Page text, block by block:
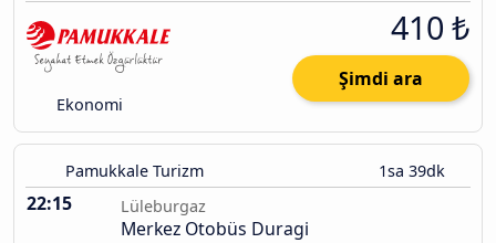
Ekonomi
410 ₺
Şimdi ara
Pamukkale Turizm 1sa 39dk
22:15 Lüleburgaz
Merkez Otobüs Duragi